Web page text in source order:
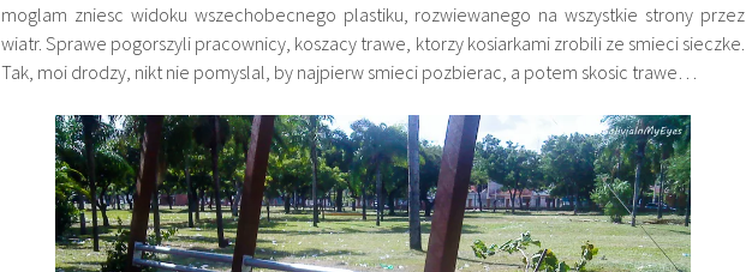
moglam zniesc widoku wszechobecnego plastiku, rozwiewanego na wszystkie strony przez
wiatr. Sprawe pogorszyli pracownicy, koszacy trawe, ktorzy kosiarkami zrobili ze smieci sieczke.
Tak, moi drodzy, nikt nie pomyslal, by najpierw smieci pozbierac, a potem skosic trawe…